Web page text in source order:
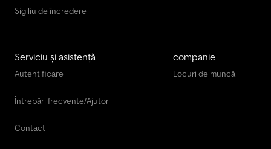
Sigiliu de încredere
Serviciu și asistență
Autentificare
Întrebări frecvente/Ajutor
Contact
companie
Locuri de muncă